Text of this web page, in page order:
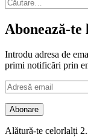
după:
Abonează-
Introdu adresa de
primi notificări prin
Adresă
email
Abonare
Alătură-te celorlalți